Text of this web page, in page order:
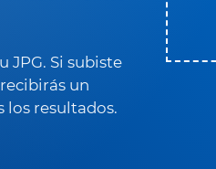
JPG. Si subiste
un
los resultados.